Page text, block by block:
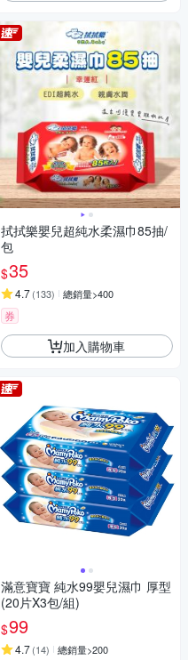
拭拭樂嬰兒超純水柔濕巾85抽/
包
$35
4.7(133) 總銷量>400
券
加入購物車
滿意寶寶 純水99嬰兒濕巾 厚型
(20片X3包/組)
$99
4.7(14) 總銷量>200